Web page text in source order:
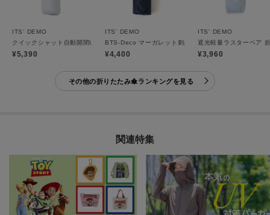
ITS' DEMO
クイックシャット自動開閉UVブロック55cm 折りたたみ傘 日傘
¥5,390
ITS' DEMO
BTS-Deco マーガレット刺繍 折りたたみ傘 日傘
¥4,400
ITS' DEMO
遮光軽量ラスターベア
¥3,960
その他の折りたたみ傘ランキングを見る
関連特集